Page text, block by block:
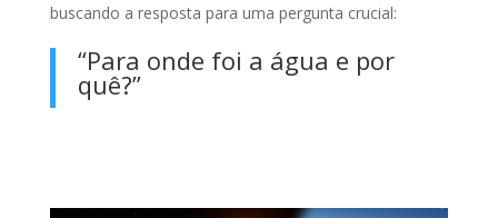
buscando a resposta para uma pergunta crucial:
“Para onde foi a água e por
quê?”